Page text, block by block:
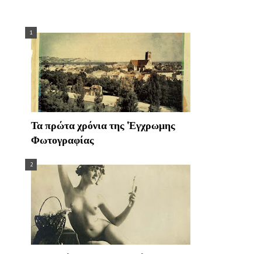
Τα πρώτα χρόνια της 'Εγχρωμης
Φωτογραφίας